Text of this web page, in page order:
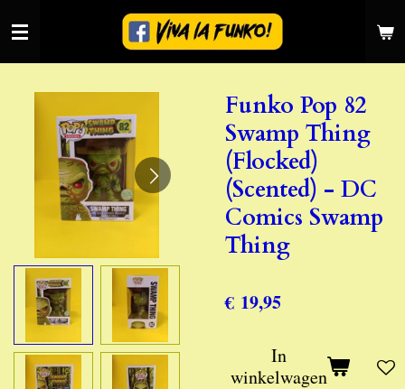
direct
naar
Funko Pop 82
Swamp Thing
(Flocked)
(Scented) - DC
Comics Swamp
Thing
€ 19,95
In
winkelwagen